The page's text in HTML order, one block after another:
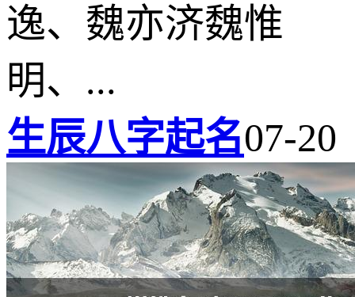
逸、魏亦济魏惟
明、...
生辰八字起名07-20